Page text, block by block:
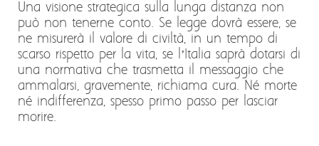
Una visione strategica sulla lunga distanza non
può non tenerne conto. Se legge dovrà essere, se
ne misurerà il valore di civiltà, in un tempo di
scarso rispetto per la vita, se l’Italia saprà dotarsi di
una normativa che trasmetta il messaggio che
ammalarsi, gravemente, richiama cura. Né morte
né indifferenza, spesso primo passo per lasciar
morire.